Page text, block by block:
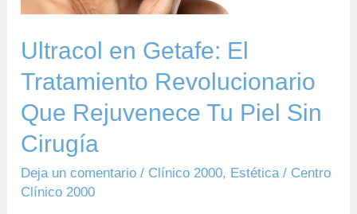
Ultracol en Getafe: El
Tratamiento Revolucionario
Que Rejuvenece Tu Piel Sin
Cirugía
Deja un comentario / Clínico 2000, Estética / Centro
Clínico 2000
Revolucionario
Rejuvenece
Piel
Sin
Cirugía